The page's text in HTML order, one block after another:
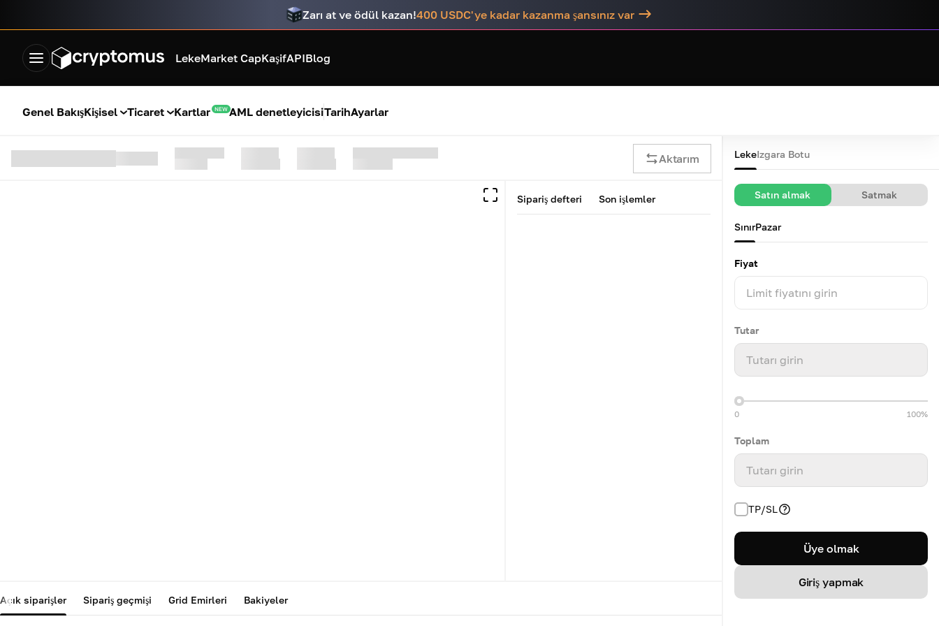
Zarı at ve ödül kazan!400 USDC'ye kadar kazanma şansınız var
LekeMarket CapKaşifAPIBlog
Genel BakışKişisel Ticaret Kartlar NEW AML denetleyicisiTarihAyarlar
Aktarım
Sipariş defteri Son işlemler
LekeIzgara Botu
Satın almak Satmak
SınırPazar
Fiyat
Limit fiyatını girin
Tutar
Tutarı girin
0 100%
Toplam
Tutarı girin
TP/SL
Üye olmak
Giriş yapmak
Açık siparişler Sipariş geçmişi Grid Emirleri Bakiyeler